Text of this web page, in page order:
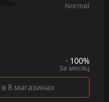
Normal
100%
За месяц
в 8 магазинах